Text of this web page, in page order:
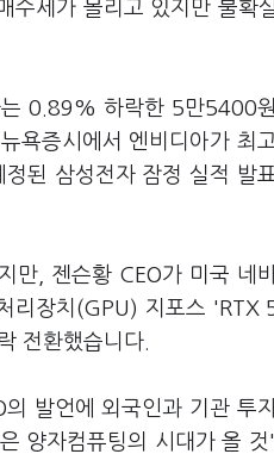
수세가 몰리고 있지만 불확
는 0.89% 하락한 5만5400
욕증시에서 엔비디아가 최
된 삼성전자 잠정 실적 발
만, 젠슨황 CEO가 미국 네
리장치(GPU) 지포스 'RTX
전환했습니다.
발언에 외국인과 기관 투
양자컴퓨팅의 시대가 올